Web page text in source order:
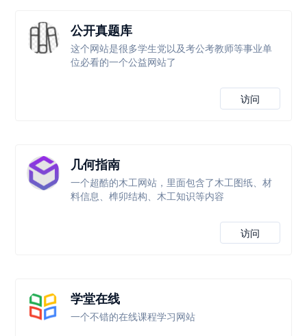
公开真题库
这个网站是很多学生党以及考公考教师等事业单
位必看的一个公益网站了
访问
几何指南
一个超酷的木工网站，里面包含了木工图纸、材
料信息、榫卯结构、木工知识等内容
访问
学堂在线
一个不错的在线课程学习网站